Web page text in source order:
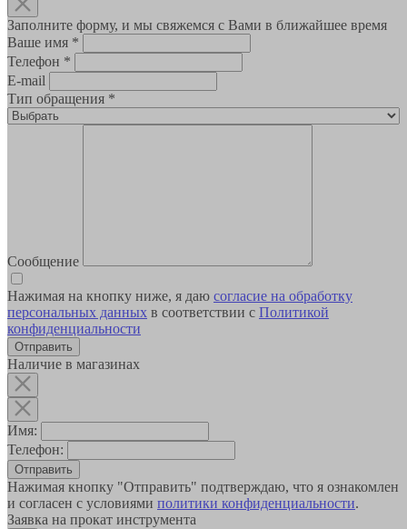
Заполните форму, и мы свяжемся с Вами в ближайшее время
Ваше имя *
Телефон *
E-mail
Тип обращения *
Сообщение
Нажимая на кнопку ниже, я даю согласие на обработку
персональных данных в соответствии с Политикой
конфиденциальности
Наличие в магазинах
Имя:
Телефон:
Отправить
Нажимая кнопку "Отправить" подтверждаю, что я ознакомлен
и согласен с условиями политики конфиденциальности.
Заявка на прокат инструмента